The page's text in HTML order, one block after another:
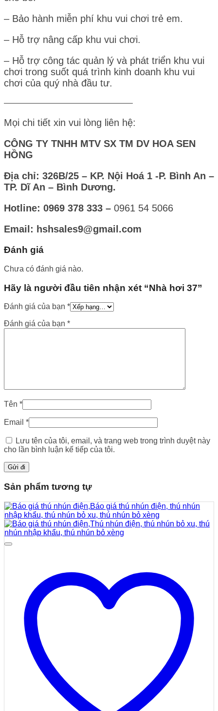
– Bảo hành miễn phí khu vui chơi trẻ em.
– Hỗ trợ nâng cấp khu vui chơi.
– Hỗ trợ công tác quản lý và phát triển khu vui
chơi trong suốt quá trình kinh doanh khu vui
chơi của quý nhà đầu tư.
————————————————–
Mọi chi tiết xin vui lòng liên hệ:
CÔNG TY TNHH MTV SX TM DV HOA SEN
HỒNG
Địa chỉ: 326B/25 – KP. Nội Hoá 1 -P. Bình An –
TP. Dĩ An – Bình Dương.
Hotline: 0969 378 333 – 0961 54 5066
Email: hshsales9@gmail.com
Đánh giá
Chưa có đánh giá nào.
Hãy là người đầu tiên nhận xét “Nhà hơi 37”
Đánh giá của bạn *
Đánh giá của bạn *
Tên *
Email *
Lưu tên của tôi, email, và trang web trong trình duyệt này
cho lần bình luận kế tiếp của tôi.
Sản phẩm tương tự